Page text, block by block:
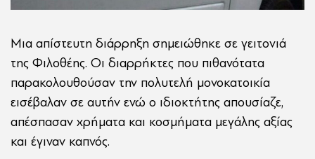
Μια απίστευτη διάρρηξη σημειώθηκε σε γειτονιά
της Φιλοθέης. Οι διαρρήκτες που πιθανότατα
παρακολουθούσαν την πολυτελή μονοκατοικία
εισέβαλαν σε αυτήν ενώ ο ιδιοκτήτης απουσίαζε,
απέσπασαν χρήματα και κοσμήματα μεγάλης αξίας
και έγιναν καπνός.